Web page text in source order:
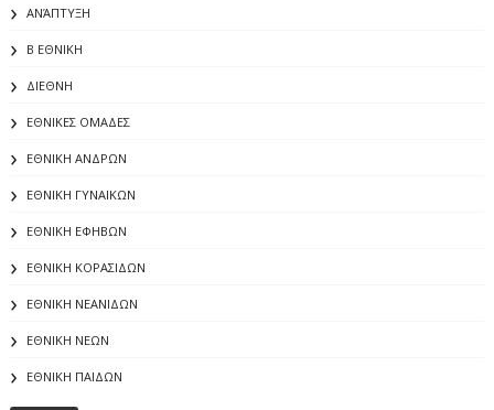
ΑΝΆΠΤΥΞΗ
Β ΕΘΝΙΚΗ
ΔΙΕΘΝΗ
ΕΘΝΙΚΕΣ ΟΜΑΔΕΣ
ΕΘΝΙΚΗ ΑΝΔΡΩΝ
ΕΘΝΙΚΗ ΓΥΝΑΙΚΩΝ
ΕΘΝΙΚΗ ΕΦΗΒΩΝ
ΕΘΝΙΚΗ ΚΟΡΑΣΙΔΩΝ
ΕΘΝΙΚΗ ΝΕΑΝΙΔΩΝ
ΕΘΝΙΚΗ ΝΕΩΝ
ΕΘΝΙΚΗ ΠΑΙΔΩΝ